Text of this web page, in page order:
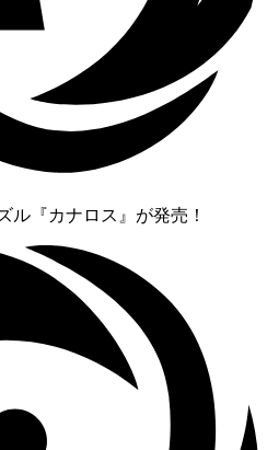
ル『カナロス』が発売！